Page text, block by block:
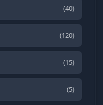
(40)
(120)
(15)
(5)